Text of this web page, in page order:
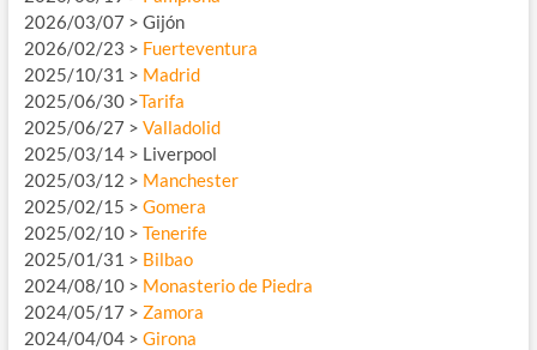
2026/03/07 > Gijón
2026/02/23 > Fuerteventura
2025/10/31 > Madrid
2025/06/30 >Tarifa
2025/06/27 > Valladolid
2025/03/14 > Liverpool
2025/03/12 > Manchester
2025/02/15 > Gomera
2025/02/10 > Tenerife
2025/01/31 > Bilbao
2024/08/10 > Monasterio de Piedra
2024/05/17 > Zamora
2024/04/04 > Girona